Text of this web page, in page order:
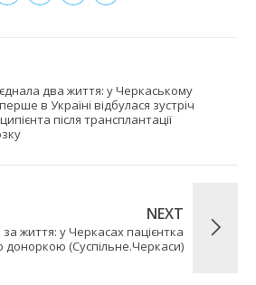
два життя: у Черкаському
в Україні відбулася зустріч
після трансплантації
NEXT
життя: у Черкасах пацієнтка
доноркою (Суспільне.Черкаси)